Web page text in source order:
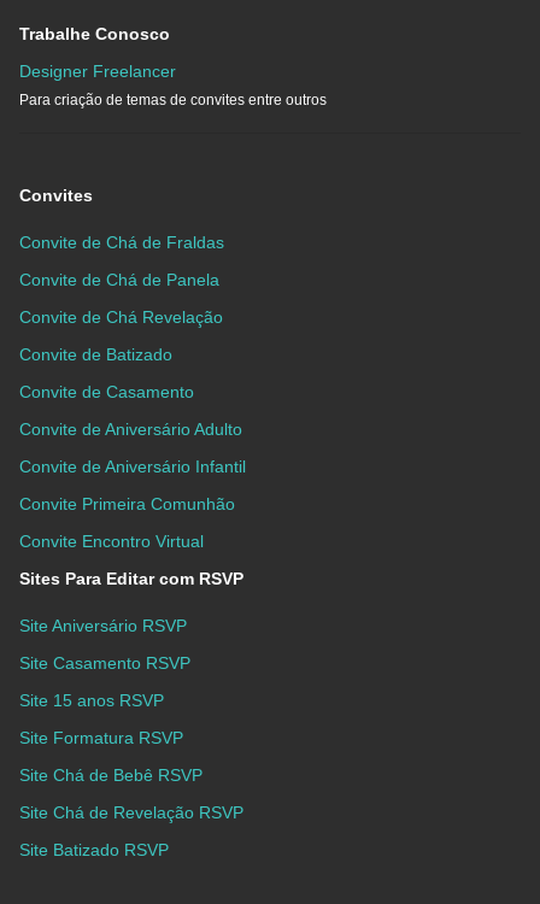
Trabalhe Conosco
Designer Freelancer
Para criação de temas de convites entre outros
Convites
Convite de Chá de Fraldas
Convite de Chá de Panela
Convite de Chá Revelação
Convite de Batizado
Convite de Casamento
Convite de Aniversário Adulto
Convite de Aniversário Infantil
Convite Primeira Comunhão
Convite Encontro Virtual
Sites Para Editar com RSVP
Site Aniversário RSVP
Site Casamento RSVP
Site 15 anos RSVP
Site Formatura RSVP
Site Chá de Bebê RSVP
Site Chá de Revelação RSVP
Site Batizado RSVP